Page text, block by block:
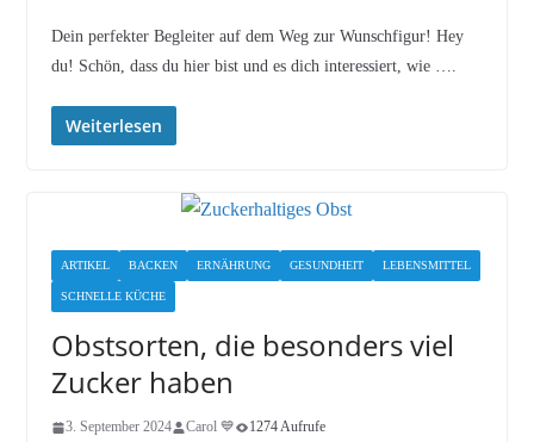
Dein perfekter Begleiter auf dem Weg zur Wunschfigur! Hey
du! Schön, dass du hier bist und es dich interessiert, wie ….
Weiterlesen
ARTIKEL BACKEN ERNÄHRUNG GESUNDHEIT LEBENSMITTEL
SCHNELLE KÜCHE
Obstsorten, die besonders viel
Zucker haben
3. September 2024 Carol 💙
1274 Aufrufe